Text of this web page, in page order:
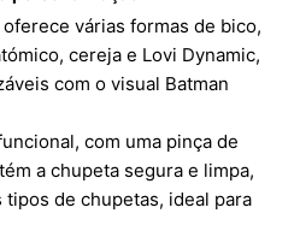
oferece várias formas de bico,
cereja e Lovi Dynamic,
com o visual Batman
com uma pinça de
a chupeta segura e limpa,
de chupetas, ideal para